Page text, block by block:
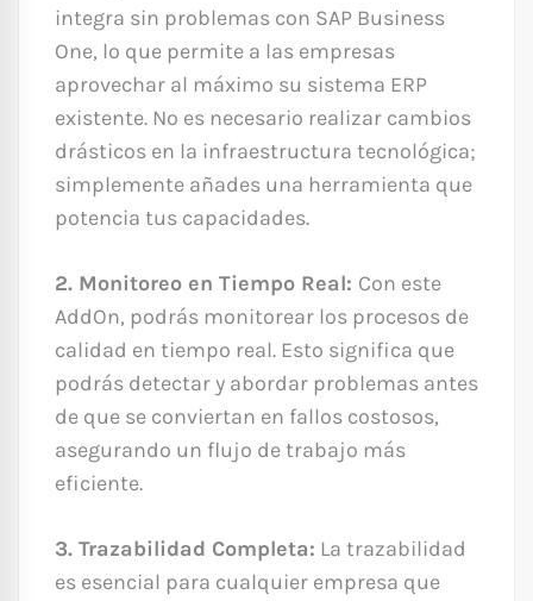
integra sin problemas con SAP Business
One, lo que permite a las empresas
aprovechar al máximo su sistema ERP
existente. No es necesario realizar cambios
drásticos en la infraestructura tecnológica;
simplemente añades una herramienta que
potencia tus capacidades.
2. Monitoreo en Tiempo Real: Con este
AddOn, podrás monitorear los procesos de
calidad en tiempo real. Esto significa que
podrás detectar y abordar problemas antes
de que se conviertan en fallos costosos,
asegurando un flujo de trabajo más
eficiente.
3. Trazabilidad Completa: La trazabilidad
es esencial para cualquier empresa que